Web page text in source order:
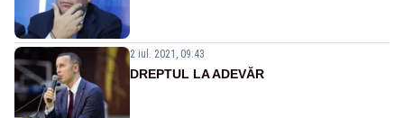
2 iul. 2021, 09:43
DREPTUL LA ADEVĂR